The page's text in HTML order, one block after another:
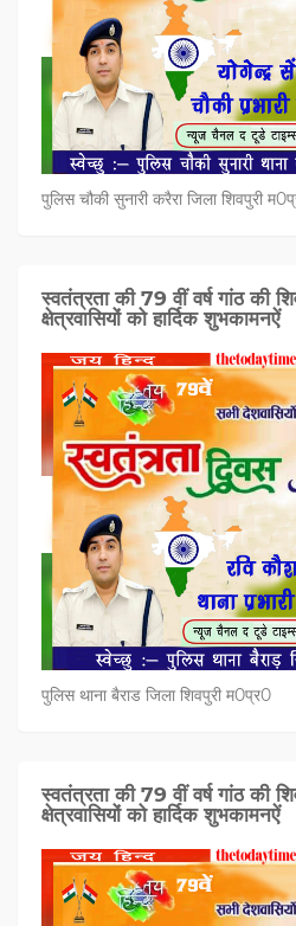
पुलिस चौकी सुनारी करैरा जिला शिवपुरी
स्वतंत्रता की 79 वीं वर्ष गांठ की
क्षेत्रवासियों को हार्दिक शुभकामनऐं
पुलिस थाना बैराड जिला शिवपुरी म0प्र0
स्वतंत्रता की 79 वीं वर्ष गांठ की
क्षेत्रवासियों को हार्दिक शुभकामनऐं